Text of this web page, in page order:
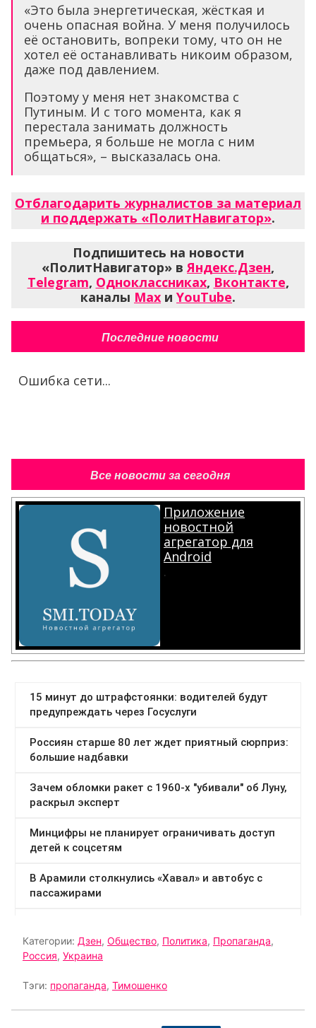
«Это была энергетическая, жёсткая и
очень опасная война. У меня получилось
её остановить, вопреки тому, что он не
хотел её останавливать никоим образом,
даже под давлением.
Поэтому у меня нет знакомства с
Путиным. И с того момента, как я
перестала занимать должность
премьера, я больше не могла с ним
общаться», – высказалась она.
Отблагодарить журналистов за материал
и поддержать «ПолитНавигатор».
Подпишитесь на новости
«ПолитНавигатор» вЯндекс.Дзен,
Telegram, Одноклассниках, Вконтакте,
каналы Max и YouTube.
Последние новости
Ошибка сети...
Все новости за сегодня
Приложение
новостной
агрегатор для
Android
.
Категории: Дзен, Общество, Политика, Пропаганда,
Россия, Украина
Тэги: пропаганда, Тимошенко